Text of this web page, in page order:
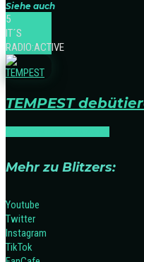
Siehe auch
5
IT´S
RADIO:ACTIVE
TEMPEST
Mehr zu Blitzers:
Youtube
Twitter
Instagram
TikTok